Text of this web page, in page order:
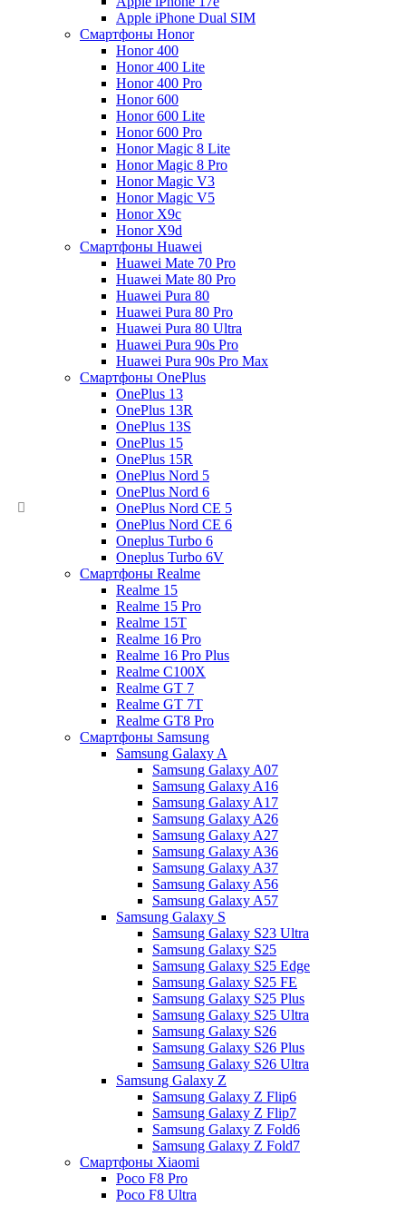
Apple iPhone Dual SIM
Смартфоны Honor
Honor 400
Honor 400 Lite
Honor 400 Pro
Honor 600
Honor 600 Lite
Honor 600 Pro
Honor Magic 8 Lite
Honor Magic 8 Pro
Honor Magic V3
Honor Magic V5
Honor X9c
Honor X9d
Смартфоны Huawei
Huawei Mate 70 Pro
Huawei Mate 80 Pro
Huawei Pura 80
Huawei Pura 80 Pro
Huawei Pura 80 Ultra
Huawei Pura 90s Pro
Huawei Pura 90s Pro Max
Смартфоны OnePlus
OnePlus 13
OnePlus 13R
OnePlus 13S
OnePlus 15
OnePlus 15R
OnePlus Nord 5
OnePlus Nord 6
OnePlus Nord CE 5
OnePlus Nord CE 6
Oneplus Turbo 6
Oneplus Turbo 6V
Смартфоны Realme
Realme 15
Realme 15 Pro
Realme 15T
Realme 16 Pro
Realme 16 Pro Plus
Realme C100X
Realme GT 7
Realme GT 7T
Realme GT8 Pro
Смартфоны Samsung
Samsung Galaxy A
Samsung Galaxy A07
Samsung Galaxy A16
Samsung Galaxy A17
Samsung Galaxy A26
Samsung Galaxy A27
Samsung Galaxy A36
Samsung Galaxy A37
Samsung Galaxy A56
Samsung Galaxy A57
Samsung Galaxy S
Samsung Galaxy S23 Ultra
Samsung Galaxy S25
Samsung Galaxy S25 Edge
Samsung Galaxy S25 FE
Samsung Galaxy S25 Plus
Samsung Galaxy S25 Ultra
Samsung Galaxy S26
Samsung Galaxy S26 Plus
Samsung Galaxy S26 Ultra
Samsung Galaxy Z
Samsung Galaxy Z Flip6
Samsung Galaxy Z Flip7
Samsung Galaxy Z Fold6
Samsung Galaxy Z Fold7
Смартфоны Xiaomi
Poco F8 Pro
Poco F8 Ultra